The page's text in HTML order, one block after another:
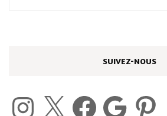
SUIVEZ-NOUS
Instagram Facebook Google Pinterest